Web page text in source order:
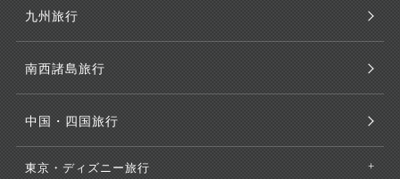
九州旅行
南西諸島旅行
中国・四国旅行
東京・ディズニー旅行